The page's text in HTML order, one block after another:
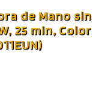
de Mano sin
25 min, Color